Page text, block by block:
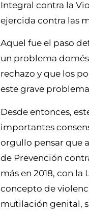
Integral contra la
ejercida contra las
Aquel fue el paso
un problema
rechazo y que los
este grave
Desde entonces,
importantes
orgullo pensar que
de Prevención
más en 2018, con
concepto de
mutilación genital,